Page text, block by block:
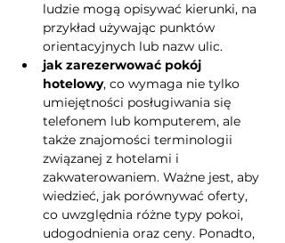
ludzie mogą opisywać kierunki, na
przykład używając punktów
orientacyjnych lub nazw ulic.
jak zarezerwować pokój
hotelowy, co wymaga nie tylko
umiejętności posługiwania się
telefonem lub komputerem, ale
także znajomości terminologii
związanej z hotelami i
zakwaterowaniem. Ważne jest, aby
wiedzieć, jak porównywać oferty,
co uwzględnia różne typy pokoi,
udogodnienia oraz ceny. Ponadto,